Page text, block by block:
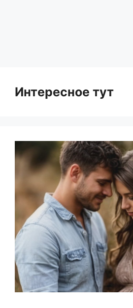
Интересное тут